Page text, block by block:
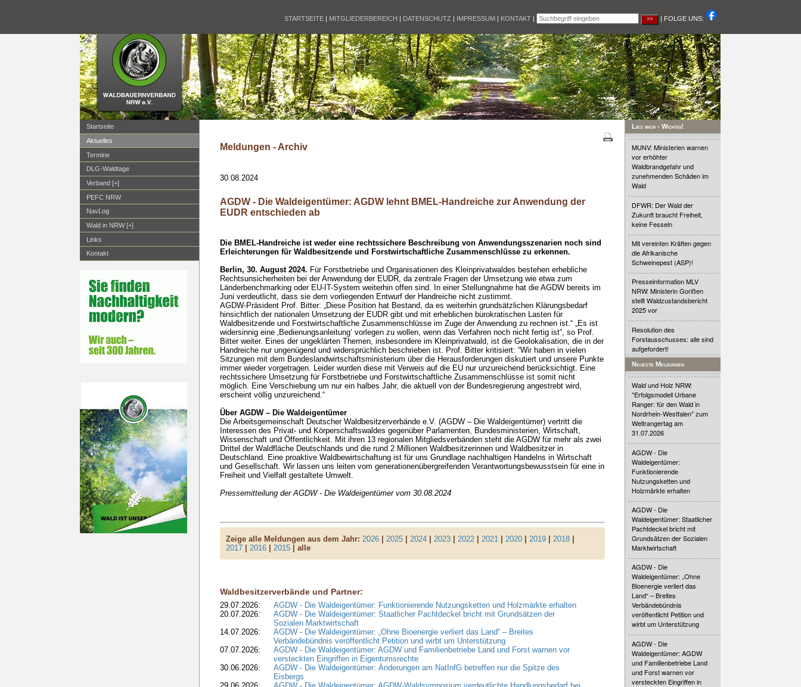
STARTSEITE | MITGLIEDERBEREICH | DATENSCHUTZ | IMPRESSUM | KONTAKT | | FOLGE UNS:
Startseite
Aktuelles
Termine
DLG-Waldtage
Verband [+]
PEFC NRW
NavLog
Wald in NRW [+]
Links
Kontakt
Meldungen - Archiv
30.08.2024
AGDW - Die Waldeigentümer: AGDW lehnt BMEL-Handreiche zur Anwendung der
EUDR entschieden ab
Die BMEL-Handreiche ist weder eine rechtssichere Beschreibung von Anwendungsszenarien noch sind
Erleichterungen für Waldbesitzende und Forstwirtschaftliche Zusammenschlüsse zu erkennen.
Berlin, 30. August 2024. Für Forstbetriebe und Organisationen des Kleinprivatwaldes bestehen erhebliche
Rechtsunsicherheiten bei der Anwendung der EUDR, da zentrale Fragen der Umsetzung wie etwa zum
Länderbenchmarking oder EU-IT-System weiterhin offen sind. In einer Stellungnahme hat die AGDW bereits im
Juni verdeutlicht, dass sie dem vorliegenden Entwurf der Handreiche nicht zustimmt.
AGDW-Präsident Prof. Bitter: „Diese Position hat Bestand, da es weiterhin grundsätzlichen Klärungsbedarf
hinsichtlich der nationalen Umsetzung der EUDR gibt und mit erheblichen bürokratischen Lasten für
Waldbesitzende und Forstwirtschaftliche Zusammenschlüsse im Zuge der Anwendung zu rechnen ist.“ „Es ist
widersinnig eine ‚Bedienungsanleitung‘ vorlegen zu wollen, wenn das Verfahren noch nicht fertig ist“, so Prof.
Bitter weiter. Eines der ungeklärten Themen, insbesondere im Kleinprivatwald, ist die Geolokalisation, die in der
Handreiche nur ungenügend und widersprüchlich beschrieben ist. Prof. Bitter kritisiert: “Wir haben in vielen
Sitzungen mit dem Bundeslandwirtschaftsministerium über die Herausforderungen diskutiert und unsere Punkte
immer wieder vorgetragen. Leider wurden diese mit Verweis auf die EU nur unzureichend berücksichtigt. Eine
rechtssichere Umsetzung für Forstbetriebe und Forstwirtschaftliche Zusammenschlüsse ist somit nicht
möglich. Eine Verschiebung um nur ein halbes Jahr, die aktuell von der Bundesregierung angestrebt wird,
erscheint völlig unzureichend.“
Über AGDW – Die Waldeigentümer
Die Arbeitsgemeinschaft Deutscher Waldbesitzerverbände e.V. (AGDW – Die Waldeigentümer) vertritt die
Interessen des Privat- und Körperschaftswaldes gegenüber Parlamenten, Bundesministerien, Wirtschaft,
Wissenschaft und Öffentlichkeit. Mit ihren 13 regionalen Mitgliedsverbänden steht die AGDW für mehr als zwei
Drittel der Waldfläche Deutschlands und die rund 2 Millionen Waldbesitzerinnen und Waldbesitzer in
Deutschland. Eine proaktive Waldbewirtschaftung ist für uns Grundlage nachhaltigen Handelns in Wirtschaft
und Gesellschaft. Wir lassen uns leiten vom generationenübergreifenden Verantwortungsbewusstsein für eine in
Freiheit und Vielfalt gestaltete Umwelt.
Pressemitteilung der AGDW - Die Waldeigentümer vom 30.08.2024
Zeige alle Meldungen aus dem Jahr: 2026| 2025| 2024| 2023| 2022| 2021| 2020| 2019| 2018|
2017| 2016| 2015| alle
Waldbesitzerverbände und Partner:
29.07.2026:
AGDW - Die Waldeigentümer: Funktionierende Nutzungsketten und Holzmärkte erhalten
20.07.2026:
AGDW - Die Waldeigentümer: Staatlicher Pachtdeckel bricht mit Grundsätzen der
Sozialen Marktwirtschaft
14.07.2026:
AGDW - Die Waldeigentümer: „Ohne Bioenergie verliert das Land“ – Breites
Verbändebündnis veröffentlicht Petition und wirbt um Unterstützung
07.07.2026:
AGDW - Die Waldeigentümer: AGDW und Familienbetriebe Land und Forst warnen vor
versteckten Eingriffen in Eigentumsrechte
30.06.2026:
AGDW - Die Waldeigentümer: Änderungen am NatInfG betreffen nur die Spitze des
Eisbergs
Lies mich - Wichtig!
MUNV: Ministerien warnen
vor erhöhter
Waldbrandgefahr und
zunehmenden Schäden im
Wald
DFWR: Der Wald der
Zukunft braucht Freiheit,
keine Fesseln
Mit vereinten Kräften gegen
die Afrikanische
Schweinepest (ASP)!
Presseinformation MLV
NRW: Ministerin Gorißen
stellt Waldzustandsbericht
2025 vor
Resolution des
Forstausschusses: alle sind
aufgefordert!
Neueste Meldungen
Wald und Holz NRW:
"Erfolgsmodell Urbane
Ranger: für den Wald in
Nordrhein-Westfalen" zum
Weltrangertag am
31.07.2026
AGDW - Die
Waldeigentümer:
Funktionierende
Nutzungsketten und
Holzmärkte erhalten
AGDW - Die
Waldeigentümer: Staatlicher
Pachtdeckel bricht mit
Grundsätzen der Sozialen
Marktwirtschaft
AGDW - Die
Waldeigentümer: „Ohne
Bioenergie verliert das
Land“ – Breites
Verbändebündnis
veröffentlicht Petition und
wirbt um Unterstützung
AGDW - Die
Waldeigentümer: AGDW
und Familienbetriebe Land
und Forst warnen vor
versteckten Eingriffen in